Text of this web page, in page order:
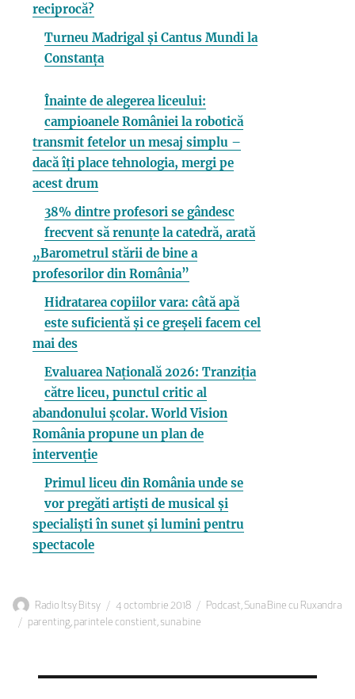
reciprocă?
Turneu Madrigal și Cantus Mundi la
Constanța
Înainte de alegerea liceului:
campioanele României la robotică
transmit fetelor un mesaj simplu –
dacă îți place tehnologia, mergi pe
acest drum
38% dintre profesori se gândesc
frecvent să renunțe la catedră, arată
„Barometrul stării de bine a
profesorilor din România”
Hidratarea copiilor vara: câtă apă
este suficientă și ce greșeli facem cel
mai des
Evaluarea Națională 2026: Tranziția
către liceu, punctul critic al
abandonului școlar. World Vision
România propune un plan de
intervenție
Primul liceu din România unde se
vor pregăti artiști de musical și
specialiști în sunet și lumini pentru
spectacole
Autor
Radio Itsy Bitsy
Publicat
pe
4 octombrie 2018 Categorii
Podcast,Suna Bine cu Ruxandra
Etichete
parenting, parintele constient, suna bine